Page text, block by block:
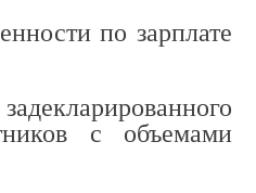
по зарплате
с объемами